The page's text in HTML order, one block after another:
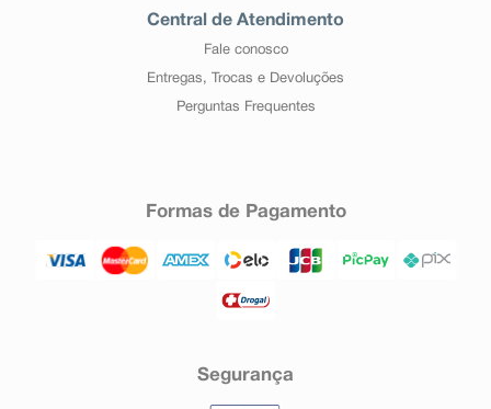
Central de Atendimento
Fale conosco
Entregas, Trocas e Devoluções
Perguntas Frequentes
Formas de Pagamento
Segurança